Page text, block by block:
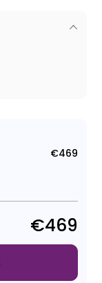
€469
€469